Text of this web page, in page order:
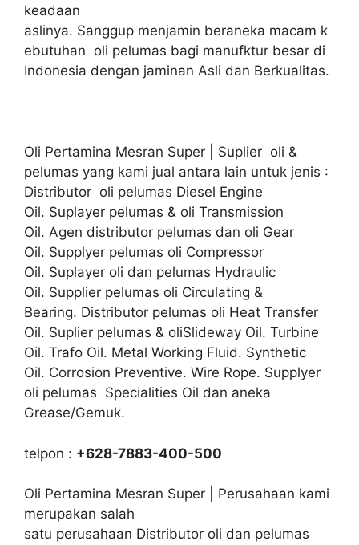
keadaan
aslinya. Sanggup menjamin beraneka macam k
ebutuhan oli pelumas bagi manufktur besar di
Indonesia dengan jaminan Asli dan Berkualitas.
Oli Pertamina Mesran Super | Suplier oli &
pelumas yang kami jual antara lain untuk jenis :
Distributor oli pelumas Diesel Engine
Oil. Suplayer pelumas & oli Transmission
Oil. Agen distributor pelumas dan oli Gear
Oil. Supplyer pelumas oli Compressor
Oil. Suplayer oli dan pelumas Hydraulic
Oil. Supplier pelumas oli Circulating &
Bearing. Distributor pelumas oli Heat Transfer
Oil. Suplier pelumas & oliSlideway Oil. Turbine
Oil. Trafo Oil. Metal Working Fluid. Synthetic
Oil. Corrosion Preventive. Wire Rope. Supplyer
oli pelumas Specialities Oil dan aneka
Grease/Gemuk.
telpon : +628-7883-400-500
Oli Pertamina Mesran Super | Perusahaan kami
merupakan salah
satu perusahaan Distributor oli dan pelumas